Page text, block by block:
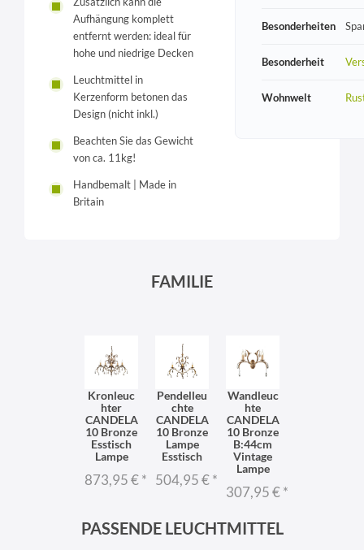
Aufhängung komplett
entfernt werden: ideal für
hohe und niedrige Decken
Leuchtmittel in
Kerzenform betonen das
Design (nicht inkl.)
Beachten Sie das Gewicht
von ca. 11kg!
Handbemalt | Made in
Britain
Besonderheiten
Besonderheit
Wohnwelt
FAMILIE
Kronleuc
hter
CANDELA
10 Bronze
Esstisch
Lampe
873,95 €*
Pendelleu
chte
CANDELA
10 Bronze
Lampe
Esstisch
504,95 €*
Wandleuc
hte
CANDELA
10 Bronze
B:44cm
Vintage
Lampe
307,95 €*
PASSENDE LEUCHTMITTEL